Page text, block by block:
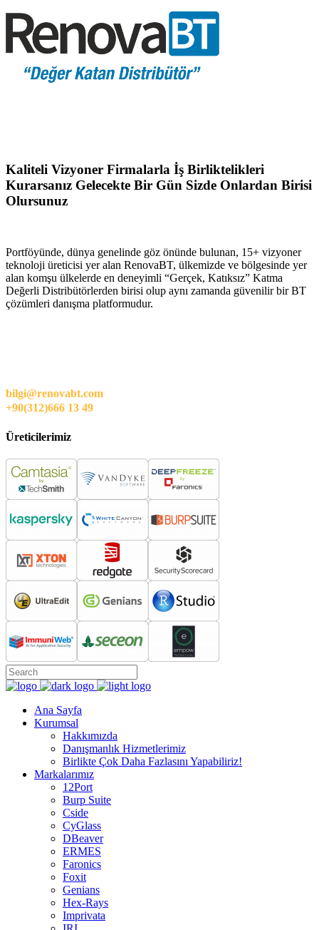
Kaliteli Vizyoner Firmalarla İş Birliktelikleri
Kurarsanız Gelecekte Bir Gün Sizde Onlardan Birisi
Olursunuz
Portföyünde, dünya genelinde göz önünde bulunan, 15+ vizyoner
teknoloji üreticisi yer alan RenovaBT, ülkemizde ve bölgesinde yer
alan komşu ülkelerde en deneyimli “Gerçek, Katıksız” Katma
Değerli Distribütörlerden birisi olup aynı zamanda güvenilir bir BT
çözümleri danışma platformudur.
bilgi@renovabt.com
+90(312)666 13 49
Üreticilerimiz
Ana Sayfa
Kurumsal
Hakkımızda
Danışmanlık Hizmetlerimiz
Birlikte Çok Daha Fazlasını Yapabiliriz!
Markalarımız
12Port
Burp Suite
Cside
CyGlass
DBeaver
ERMES
Faronics
Foxit
Genians
Hex-Rays
Imprivata